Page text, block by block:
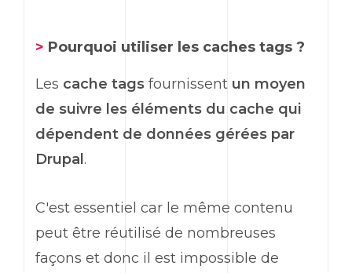
> Pourquoi utiliser les caches tags ?
Les cache tags fournissent un moyen
de suivre les éléments du cache qui
dépendent de données gérées par
Drupal.
C'est essentiel car le même contenu
peut être réutilisé de nombreuses
façons et donc il est impossible de